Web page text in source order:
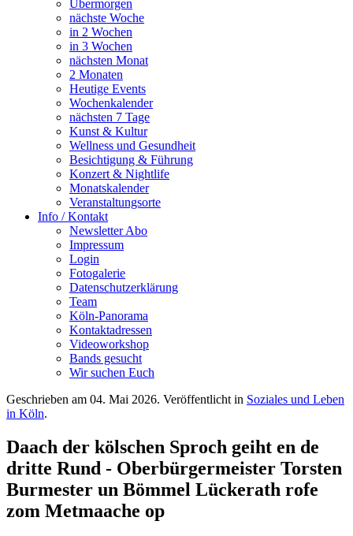
Übermorgen
nächste Woche
in 2 Wochen
in 3 Wochen
nächsten Monat
2 Monaten
Heutige Events
Wochenkalender
nächsten 7 Tage
Kunst & Kultur
Wellness und Gesundheit
Besichtigung & Führung
Konzert & Nightlife
Monatskalender
Veranstaltungsorte
Info / Kontakt
Newsletter Abo
Impressum
Login
Fotogalerie
Datenschutzerklärung
Team
Köln-Panorama
Kontaktadressen
Videoworkshop
Bands gesucht
Wir suchen Euch
Geschrieben am 04. Mai 2026. Veröffentlicht in Soziales und Leben
in Köln.
Daach der kölschen Sproch geiht en de
dritte Rund - Oberbürgermeister Torsten
Burmester un Bömmel Lückerath rofe
zom Metmaache op